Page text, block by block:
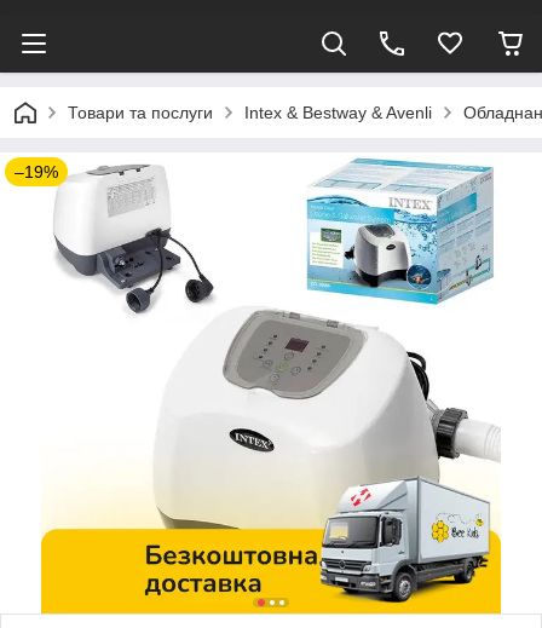
Товари та послуги Intex & Bestway & Avenli
–19%